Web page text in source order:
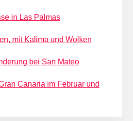
in Las Palmas
mit Kalima und Wolken
bei San Mateo
Canaria im Februar und